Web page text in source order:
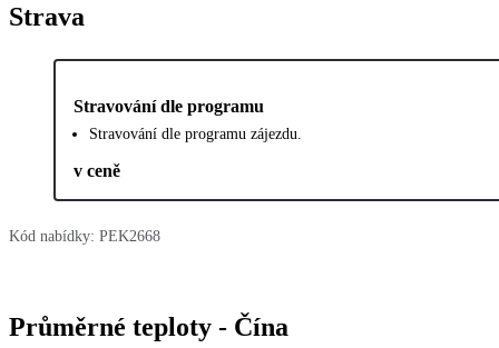
Strava
Stravování dle programu
Stravování dle programu zájezdu.
v ceně
Kód nabídky: PEK2668
Průměrné teploty - Čína